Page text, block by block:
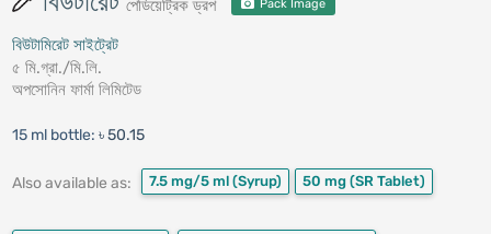
পেডিয়েট্রিক ড্রপ Pack Image
বিউটামিরেট সাইট্রেট
৫ মি.গ্রা./মি.লি.
অপসোনিন ফার্মা লিমিটেড
15 ml bottle: ৳ 50.15
Also available as: 7.5 mg/5 ml (Syrup) 50 mg (SR Tablet)